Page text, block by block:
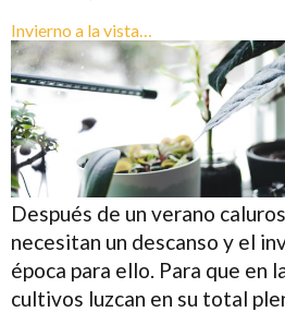
Invierno a la vista…
Después de un verano
necesitan un descanso y el
época para ello. Para que en
cultivos luzcan en su total